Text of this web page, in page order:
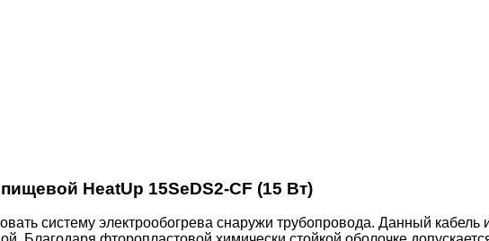
HeatUp 15SeDS2-CF (15 Вт)
систему электрообогрева снаружи трубопровода. Данный